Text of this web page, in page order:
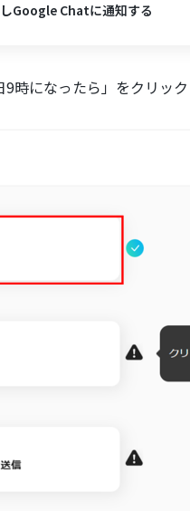
Google Chatに通知する
時になったら」をクリッ